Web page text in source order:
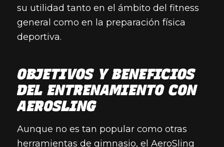
su utilidad tanto en el ámbito del fitness
general como en la preparación física
deportiva.
OBJETIVOS Y BENEFICIOS
DEL ENTRENAMIENTO CON
AEROSLING
Aunque no es tan popular como otras
herramientas de gimnasio, el AeroSling